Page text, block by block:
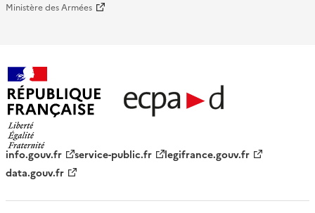
Ministère des Armées
française - ECPAD
info.gouv.fr service-public.fr
legifrance.gouv.fr
data.gouv.fr